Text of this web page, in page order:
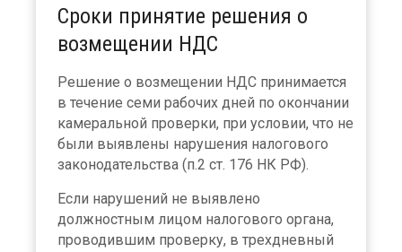
Сроки принятие решения о
возмещении НДС
Решение о возмещении НДС принимается
в течение семи рабочих дней по окончании
камеральной проверки, при условии, что не
были выявлены нарушения налогового
законодательства (п.2 ст. 176 НК РФ).
Если нарушений не выявлено
должностным лицом налогового органа,
проводившим проверку, в трехдневный